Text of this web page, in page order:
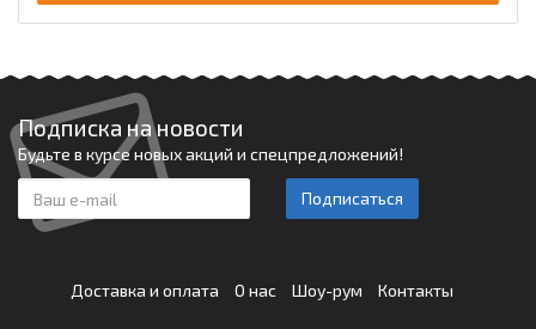
Подписка на новости
Будьте в курсе новых акций и спецпредложений!
Подписаться
Доставка и оплата О нас Шоу-рум Контакты